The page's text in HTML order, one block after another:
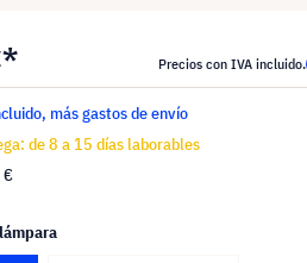
Precios con IVA incluido.
más gastos de envío
de 8 a 15 días laborables
€